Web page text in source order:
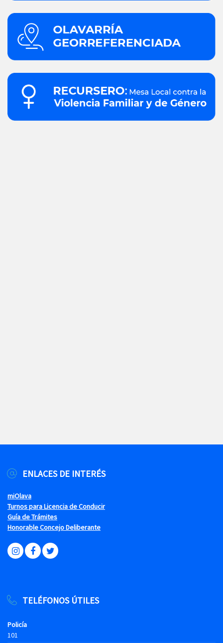
ENLACES DE INTERÉS
miOlava
Turnos para Licencia de Conducir
Guía de Trámites
Honorable Concejo Deliberante
TELÉFONOS ÚTILES
Policía
101